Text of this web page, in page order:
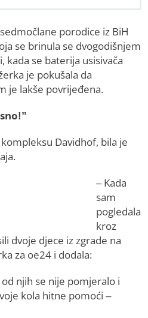
porodice iz BiH
se brinula se dvogodišnjem
se baterija usisivača
je pokušala da
je lakše povrijeđena.
Davidhof, bila je
– Kada
sam
pogledala
kroz
dvoje djece iz zgrade na
za oe24 i dodala:
njih se nije pomjeralo i
kola hitne pomoći –